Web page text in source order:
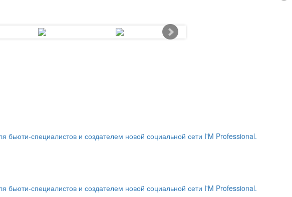
специалистов и создателем новой социальной сети I'M Professional.
специалистов и создателем новой социальной сети I'M Professional.